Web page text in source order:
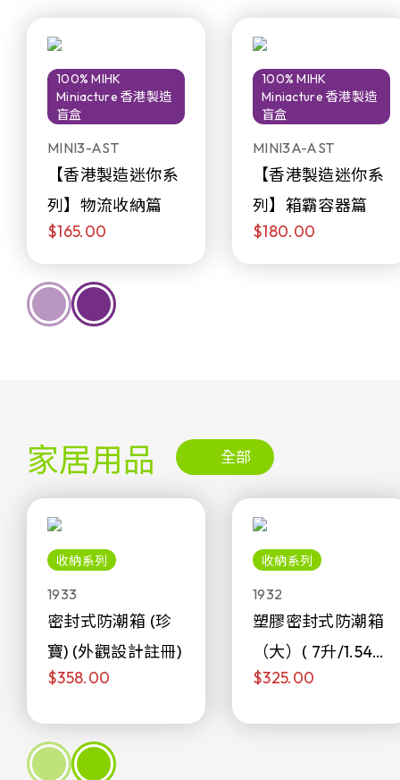
100% MIHK
Miniacture 香港製造
盲盒
MINI3-AST
【香港製造迷你系
列】物流收納篇
$165.00
100% MIHK
Miniacture 香港製造
盲盒
MINI3A-AST
【香港製造迷你系
列】箱霸容器篇
$180.00
家居用品 全部
收納系列
1933
密封式防潮箱 (珍
寶) (外觀設計註冊)
$358.00
收納系列
1932
塑膠密封式防潮箱
（大）( 7升/1.54加
侖)
$325.00